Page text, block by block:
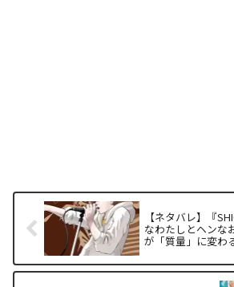
【ネタバレ】『
なわたしとヘンな
が「質量」に変わ
析